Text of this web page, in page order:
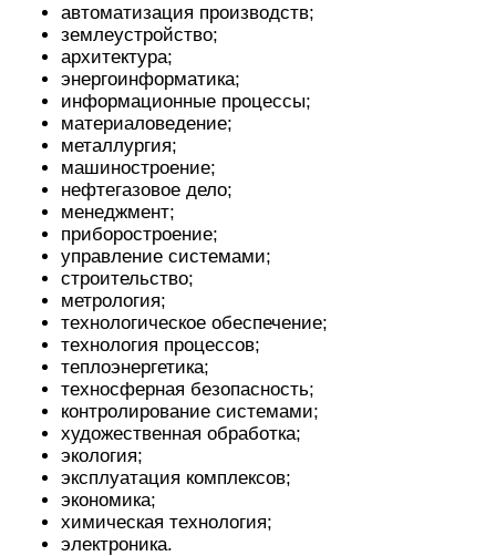
автоматизация производств;
землеустройство;
архитектура;
энергоинформатика;
информационные процессы;
материаловедение;
металлургия;
машиностроение;
нефтегазовое дело;
менеджмент;
приборостроение;
управление системами;
строительство;
метрология;
технологическое обеспечение;
технология процессов;
теплоэнергетика;
техносферная безопасность;
контролирование системами;
художественная обработка;
экология;
эксплуатация комплексов;
экономика;
химическая технология;
электроника.